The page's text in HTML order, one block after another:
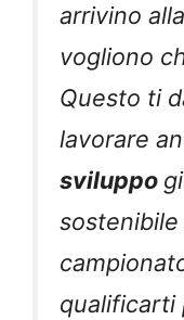
arrivino
vogliono
Questo ti
lavorare
sviluppo
qualificarti